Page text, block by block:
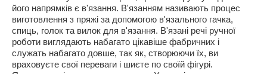
його напрямків є в'язання. В'язанням називають процес
виготовлення з пряжі за допомогою в'язального гачка,
спиць, голок та вилок для в'язання. В'язані речі ручної
роботи виглядають набагато цікавіше фабричних і
служать набагато довше, так як, створюючи їх, ви
враховуєте свої переваги і шиєте по своїй фігурі.